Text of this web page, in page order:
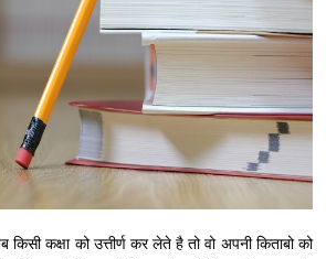
कक्षा को उत्तीर्ण कर लेते है तो वो अपनी किताबो को